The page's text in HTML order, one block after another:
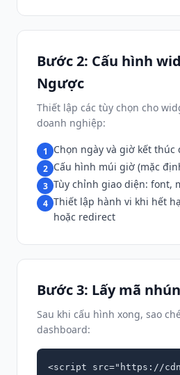
Bước 2: Cấu hình
Ngược
Thiết lập các tùy chọn cho
doanh nghiệp:
1 Chọn ngày và giờ kết thúc
2 Cấu hình múi giờ (mặc
3 Tùy chỉnh giao diện: font,
4 Thiết lập hành vi khi hết
hoặc redirect
Bước 3: Lấy mã
Sau khi cấu hình xong, sao
dashboard:
<script src="https://